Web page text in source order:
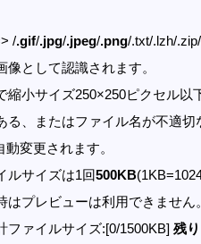
/.gif/.jpg/.jpeg/.png/.txt/.lzh/
像として認識されます。
縮小サイズ250×250ピクセル以
る、またはファイル名が不適切
変更されます。
ルサイズは1回500KB
はプレビューは利用できません
ファイルサイズ:[0/1500KB] 残